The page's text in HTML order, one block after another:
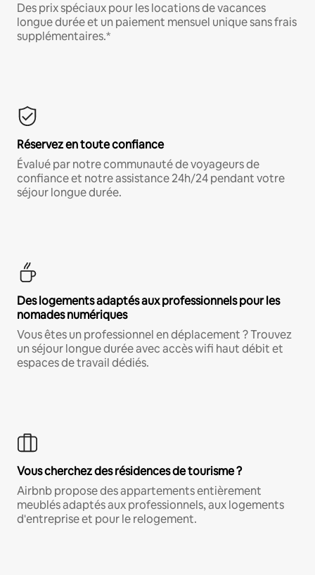
Des prix spéciaux pour les locations de vacances
longue durée et un paiement mensuel unique sans frais
supplémentaires.*
Réservez en toute confiance
Évalué par notre communauté de voyageurs de
confiance et notre assistance 24h/24 pendant votre
séjour longue durée.
Des logements adaptés aux professionnels pour les
nomades numériques
Vous êtes un professionnel en déplacement ? Trouvez
un séjour longue durée avec accès wifi haut débit et
espaces de travail dédiés.
Vous cherchez des résidences de tourisme ?
Airbnb propose des appartements entièrement
meublés adaptés aux professionnels, aux logements
d'entreprise et pour le relogement.